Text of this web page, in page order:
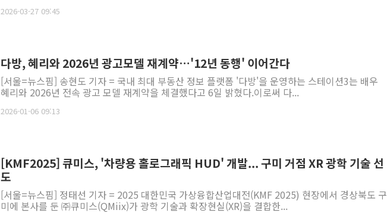
2026-03-27 09:45
다방, 혜리와 2026년 광고모델 재계약…'12년 동행' 이어간다
[서울=뉴스핌] 송현도 기자 = 국내 최대 부동산 정보 플랫폼 '다방'을 운영하는 스테이션3는 배우
혜리와 2026년 전속 광고 모델 재계약을 체결했다고 6일 밝혔다.이로써 다...
2026-01-06 09:13
[KMF2025] 큐미스, '차량용 홀로그래픽 HUD' 개발... 구미 거점 XR 광학 기술 선
도
[서울=뉴스핌] 정태선 기자 = 2025 대한민국 가상융합산업대전(KMF 2025) 현장에서 경상북도 구
미에 본사를 둔 ㈜큐미스(QMiix)가 광학 기술과 확장현실(XR)을 결합한...